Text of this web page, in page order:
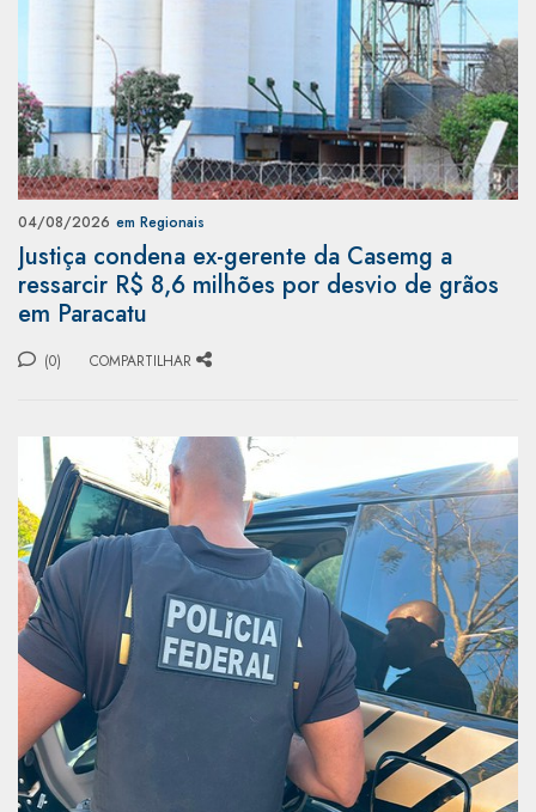
04/08/2026 em Regionais
Justiça condena ex-gerente da Casemg a
ressarcir R$ 8,6 milhões por desvio de grãos
em Paracatu
(0) COMPARTILHAR